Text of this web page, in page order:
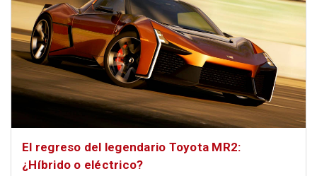
El regreso del legendario Toyota MR2:
¿Híbrido o eléctrico?